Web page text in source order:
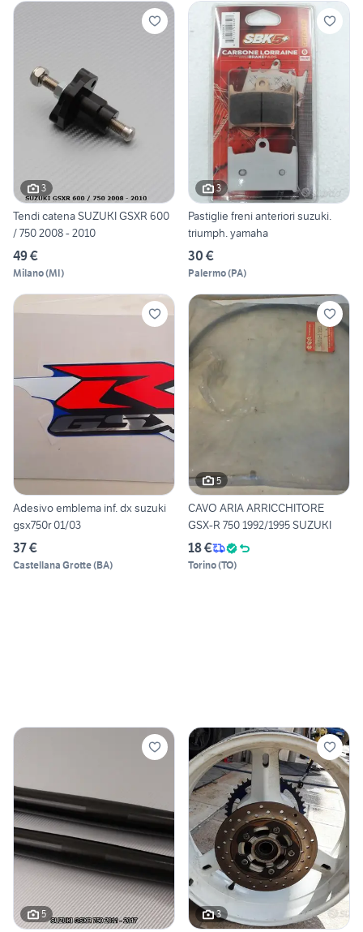
3
Tendi catena SUZUKI GSXR 600
/ 750 2008 - 2010
49 €
Milano(MI)
3
Pastiglie freni anteriori suzuki.
triumph. yamaha
30 €
Palermo(PA)
Adesivo emblema inf. dx suzuki
gsx750r 01/03
37 €
Castellana Grotte(BA)
5
CAVO ARIA ARRICCHITORE
GSX-R 750 1992/1995 SUZUKI
18 €
Torino(TO)
5 3